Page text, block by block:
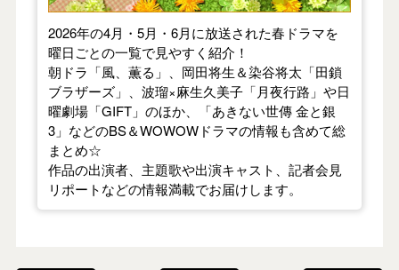
2026年の4月・5月・6月に放送された春ドラマを
曜日ごとの一覧で見やすく紹介！
朝ドラ「風、薫る」、岡田将生＆染谷将太「田鎖
ブラザーズ」、波瑠×麻生久美子「月夜行路」や日
曜劇場「GIFT」のほか、「あきない世傳 金と銀
3」などのBS＆WOWOWドラマの情報も含めて総
まとめ☆
作品の出演者、主題歌や出演キャスト、記者会見
リポートなどの情報満載でお届けします。